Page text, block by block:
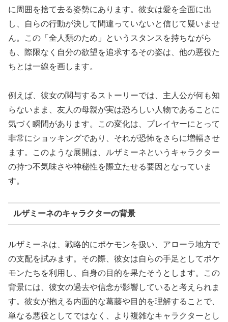
に周囲を捨て去る姿勢にあります。彼女は愛を全面に出
し、自らの行動が決して間違っていないと信じて疑いませ
ん。この「全人類のため」というスタンスを持ちながら
も、際限なく自分の欲望を追求するその姿は、他の悪役た
ちとは一線を画します。
例えば、彼女の関与するストーリーでは、主人公が何も知
らないまま、友人の母親が実は恐ろしい人物であることに
気づく瞬間があります。この変化は、プレイヤーにとって
非常にショッキングであり、それが恐怖をさらに増幅させ
ます。このような展開は、ルザミーネというキャラクター
の持つ不気味さや神秘性を際立たせる要因となっていま
す。
ルザミーネのキャラクターの背景
ルザミーネは、戦略的にポケモンを扱い、アローラ地方で
の支配を試みます。その際、彼女は自らの手足としてポケ
モンたちを利用し、自身の目的を果たそうとします。この
背景には、彼女の過去や信念が影響していると考えられま
す。彼女が抱える内面的な葛藤や目的を理解することで、
単なる悪役としてではなく、より複雑なキャラクターとし